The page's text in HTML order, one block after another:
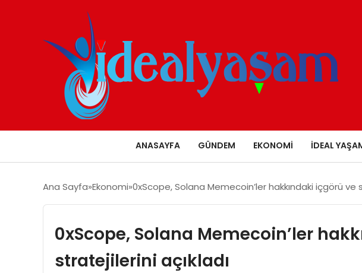
ANASAYFA GÜNDEM EKONOMI İDEAL
Ana Sayfa Ekonomi 0xScope, Solana Memecoin’ler hakkındaki içgörü ve
0xScope, Solana Memecoin’ler
stratejilerini açıkladı